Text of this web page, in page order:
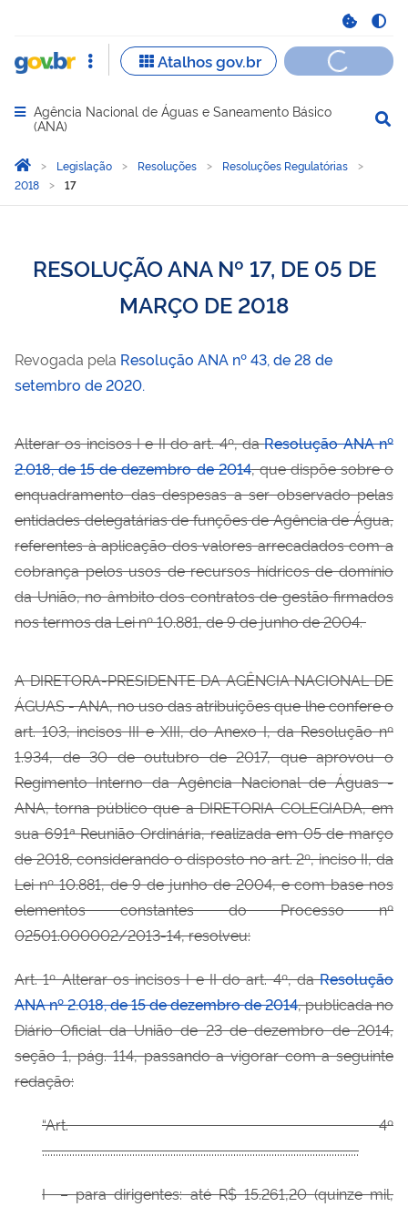
Abrir menu principal de navegação
Agência Nacional de Águas e Saneamento Básico
(ANA)
Você está aqui:
Página Inicial
Legislação Resoluções
Resoluções Regulatórias
2018
17
RESOLUÇÃO ANA Nº 17, DE 05 DE
MARÇO DE 2018
Revogada pela Resolução ANA nº 43, de 28 de
setembro de 2020.
Alterar os incisos I e II do art. 4º, daResolução ANA nº
2.018, de 15 de dezembro de 2014, que dispõe sobre o
enquadramento das despesas a ser observado pelas
entidades delegatárias de funções de Agência de Água,
referentes à aplicação dos valores arrecadados com a
cobrança pelos usos de recursos hídricos de domínio
da União, no âmbito dos contratos de gestão firmados
nos termos da Lei nº 10.881, de 9 de junho de 2004.
A DIRETORA-PRESIDENTE DA AGÊNCIA NACIONAL DE
ÁGUAS - ANA, no uso das atribuições que lhe confere o
art. 103, incisos III e XIII, do Anexo I, da Resolução nº
1.934, de 30 de outubro de 2017, que aprovou o
Regimento Interno da Agência Nacional de Águas -
ANA, torna público que a DIRETORIA COLEGIADA, em
sua 691ª Reunião Ordinária, realizada em 05 de março
de 2018, considerando o disposto no art. 2º, inciso II, da
Lei nº 10.881, de 9 de junho de 2004, e com base nos
elementos constantes do Processo nº
02501.000002/2013-14, resolveu:
Art. 1º Alterar os incisos I e II do art. 4º, daResolução
ANA nº 2.018, de 15 de dezembro de 2014, publicada no
Diário Oficial da União de 23 de dezembro de 2014,
seção 1, pág. 114, passando a vigorar com a seguinte
redação:
“Art. 4º
....................................................................................................................
I – para dirigentes: até R$ 15.261,20 (quinze mil,